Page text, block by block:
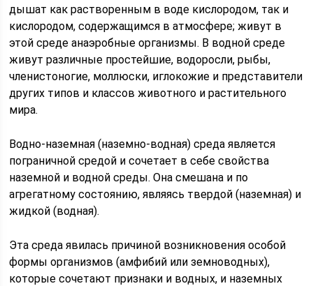
дышат как растворенным в воде кислородом, так и
кислородом, содержащимся в атмосфере; живут в
этой среде анаэробные организмы. В водной среде
живут различные простейшие, водоросли, рыбы,
членистоногие, моллюски, иглокожие и представители
других типов и классов животного и растительного
мира.
Водно-наземная (наземно-водная) среда является
пограничной средой и сочетает в себе свойства
наземной и водной среды. Она смешана и по
агрегатному состоянию, являясь твердой (наземная) и
жидкой (водная).
Эта среда явилась причиной возникновения особой
формы организмов (амфибий или земноводных),
которые сочетают признаки и водных, и наземных